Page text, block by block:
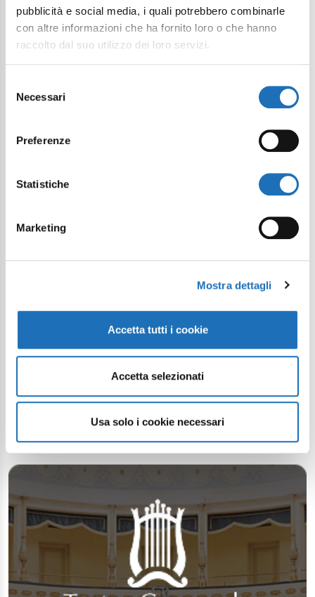
pubblicità e social media, i quali potrebbero combinarle
con altre informazioni che ha fornito loro o che hanno
raccolto dal suo utilizzo dei loro servizi.
delNecessari
Preferenze
Statistiche
Marketing
Mostra dettagli
Accetta tutti i cookie
Accetta selezionati
Usa solo i cookie necessari